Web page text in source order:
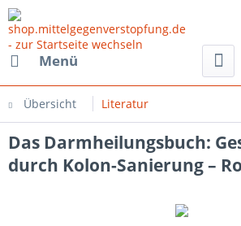
Menü
Übersicht Literatur
Das Darmheilungsbuch:
durch Kolon-Sanierung –